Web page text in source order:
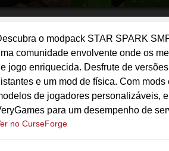
o modpack STAR SPARK
comunidade envolvente onde os
jogo enriquecida. Desfrute de
e um mod de física. Com
de jogadores personalizáveis,
para um desempenho de
no CurseForge